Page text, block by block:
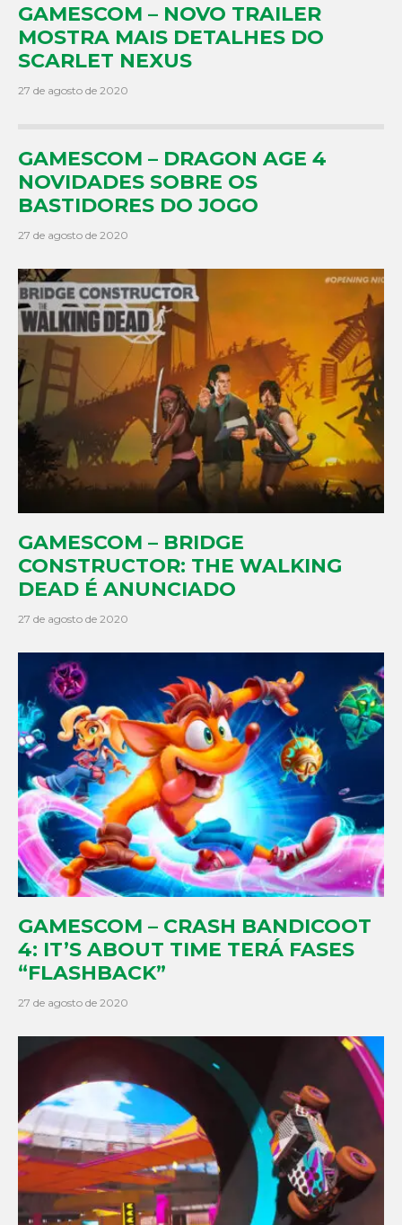
GAMESCOM – NOVO TRAILER
MOSTRA MAIS DETALHES DO
SCARLET NEXUS
27 de agosto de 2020
GAMESCOM – DRAGON AGE 4
NOVIDADES SOBRE OS
BASTIDORES DO JOGO
27 de agosto de 2020
GAMESCOM – BRIDGE
CONSTRUCTOR: THE WALKING
DEAD É ANUNCIADO
27 de agosto de 2020
GAMESCOM – CRASH BANDICOOT
4: IT’S ABOUT TIME TERÁ FASES
“FLASHBACK”
27 de agosto de 2020